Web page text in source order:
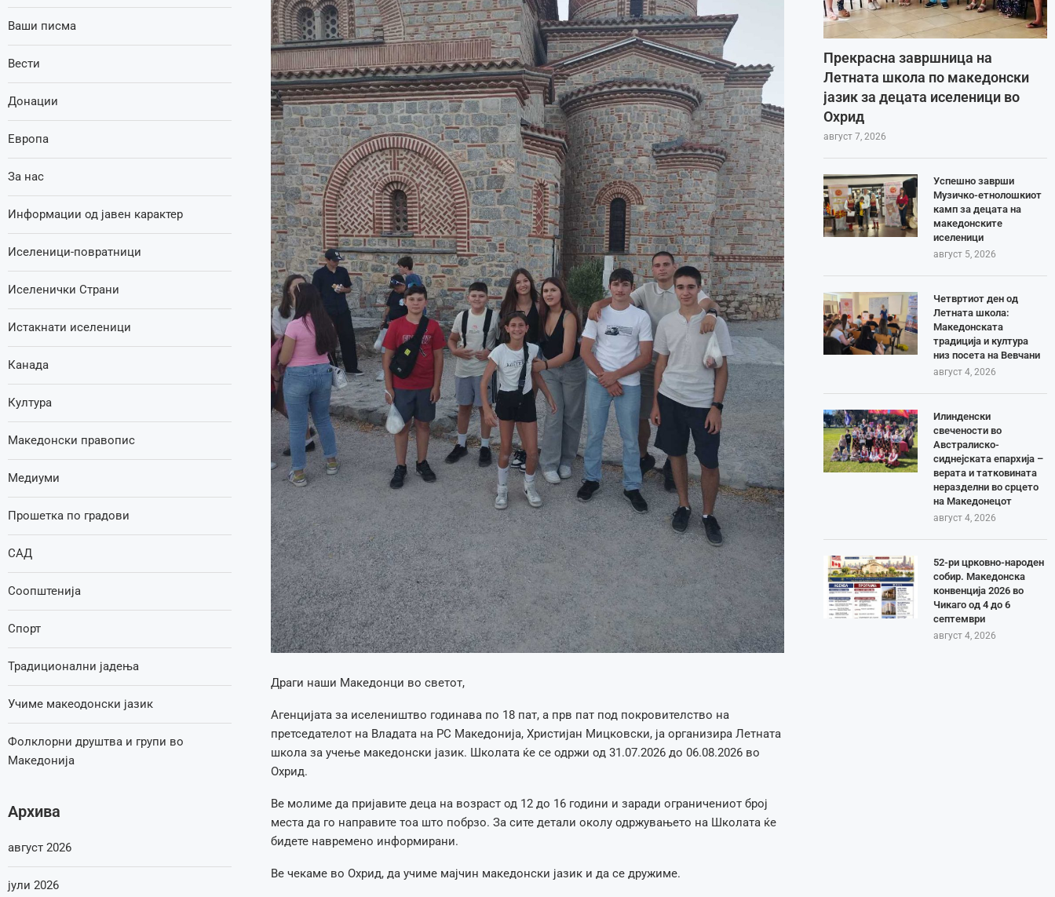
Драги наши Македонци во светот,
Агенцијата за иселеништво годинава по 18 пат, а прв пат под покровителство на
претседателот на Владата на РС Македонија, Христијан Мицковски, ја организира Летната
школа за учење македонски јазик. Школата ќе се одржи од 31.07.2026 до 06.08.2026 во
Охрид.
Ве молиме да пријавите деца на возраст од 12 до 16 години и заради ограничениот број
места да го направите тоа што побрзо. За сите детали околу одржувањето на Школата ќе
бидете навремено информирани.
Ве чекаме во Охрид, да учиме мајчин македонски јазик и да се дружиме.
Прекрасна завршница на
Летната школа по македонски
јазик за децата иселеници во
Охрид
август 7, 2026
Успешно заврши
Музичко-етнолошкиот
камп за децата на
македонските
иселеници
август 5, 2026
Четвртиот ден од
Летната школа:
Македонската
традиција и култура
низ посета на Вевчани
август 4, 2026
Илинденски
свечености во
Австралиско-
сиднејската епархија –
верата и татковината
неразделни во срцето
на Македонецот
август 4, 2026
52-ри црковно-народен
собир. Македонска
конвенција 2026 во
Чикаго од 4 до 6
септември
август 4, 2026
Ваши писма
Вести
Донации
Европа
За нас
Информации од јавен карактер
Иселеници-повратници
Иселенички Страни
Истакнати иселеници
Канада
Култура
Македонски правопис
Медиуми
Прошетка по градови
САД
Соопштенија
Спорт
Традиционални јадења
Учиме макеодонски јазик
Фолклорни друштва и групи во
Македонија
Архива
август 2026
јули 2026